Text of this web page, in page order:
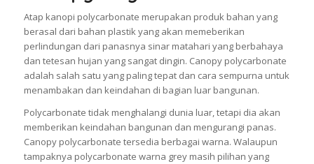
Atap kanopi polycarbonate merupakan produk bahan yang
berasal dari bahan plastik yang akan memeberikan
perlindungan dari panasnya sinar matahari yang berbahaya
dan tetesan hujan yang sangat dingin. Canopy polycarbonate
adalah salah satu yang paling tepat dan cara sempurna untuk
menambakan dan keindahan di bagian luar bangunan.
Polycarbonate tidak menghalangi dunia luar, tetapi dia akan
memberikan keindahan bangunan dan mengurangi panas.
Canopy polycarbonate tersedia berbagai warna. Walaupun
tampaknya polycarbonate warna grey masih pilihan yang